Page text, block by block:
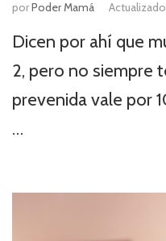
porPoder Mamá
Dicen por ahí que
2, pero no siempre
prevenida vale por
…